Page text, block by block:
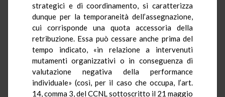
strategici e di coordinamento, si caratterizza
dunque per la temporaneità dell’assegnazione,
cui corrisponde una quota accessoria della
retribuzione. Essa può cessare anche prima del
tempo indicato, «in relazione a intervenuti
mutamenti organizzativi o in conseguenza di
valutazione negativa della performance
individuale» (così, per il caso che occupa, l’art.
14, comma 3, del CCNL sottoscritto il 21 maggio